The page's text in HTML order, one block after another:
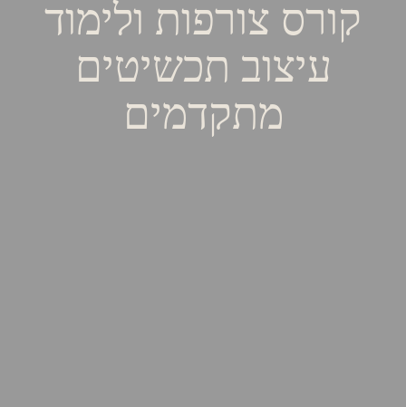
קורס צורפות ולימוד
עיצוב תכשיטים
מתקדמים